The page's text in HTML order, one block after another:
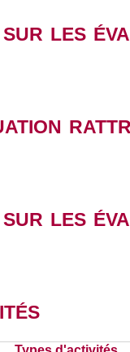
sur les
sur les